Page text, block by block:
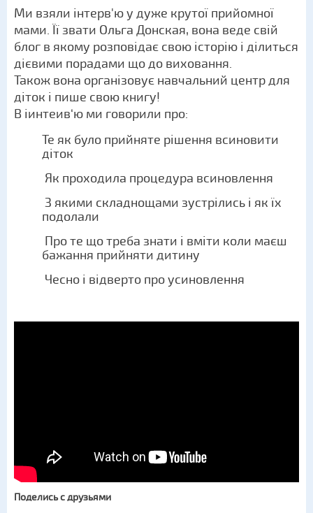
Ми взяли інтерв'ю у дуже крутої прийомної
мами. Її звати Ольга Донская, вона веде свій
блог в якому розповідає свою історію і ділиться
дієвими порадами що до виховання.
Також вона організовує навчальний центр для
діток і пише свою книгу!
В іинтеив‘ю ми говорили про:
Те як було прийняте рішення всиновити
діток
Як проходила процедура всиновлення
З якими складнощами зустрілись і як їх
подолали
Про те що треба знати і вміти коли маєш
бажання прийняти дитину
Чесно і відверто про усиновлення
Поделись с друзьями